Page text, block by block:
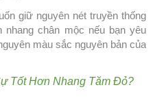
giữ nguyên nét truyền thống
chân mộc nếu bạn yêu
màu sắc nguyên bản của
Tốt Hơn Nhang Tăm Đỏ?